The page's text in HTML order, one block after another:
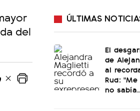
del
ÚLTIMAS
El
de
al
Rud:
no